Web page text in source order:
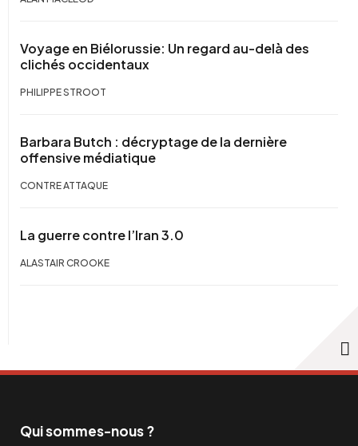
Voyage en Biélorussie: Un regard au-delà des
clichés occidentaux
PHILIPPE STROOT
Barbara Butch : décryptage de la dernière
offensive médiatique
CONTRE ATTAQUE
La guerre contre l’Iran 3.0
ALASTAIR CROOKE
Qui sommes-nous ?